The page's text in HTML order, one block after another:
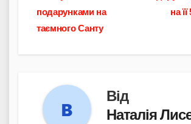
записів
на
подарунками на
таємного Санту
Від
Наталія